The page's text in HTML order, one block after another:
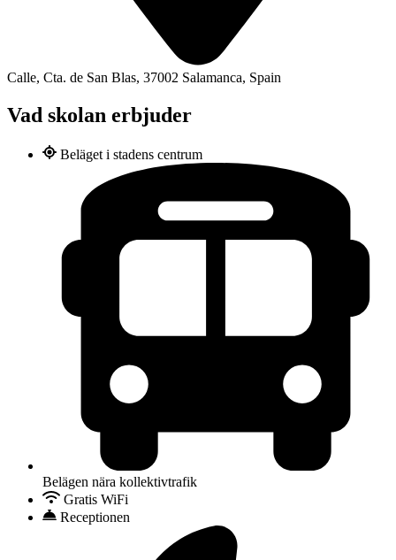
Calle, Cta. de San Blas, 37002 Salamanca, Spain
Vad skolan erbjuder
Beläget i stadens centrum
Belägen nära kollektivtrafik
Gratis WiFi
Receptionen